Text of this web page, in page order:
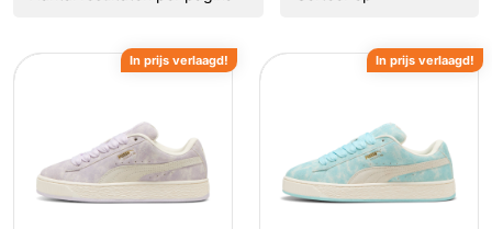
In prijs verlaagd! In prijs verlaagd!